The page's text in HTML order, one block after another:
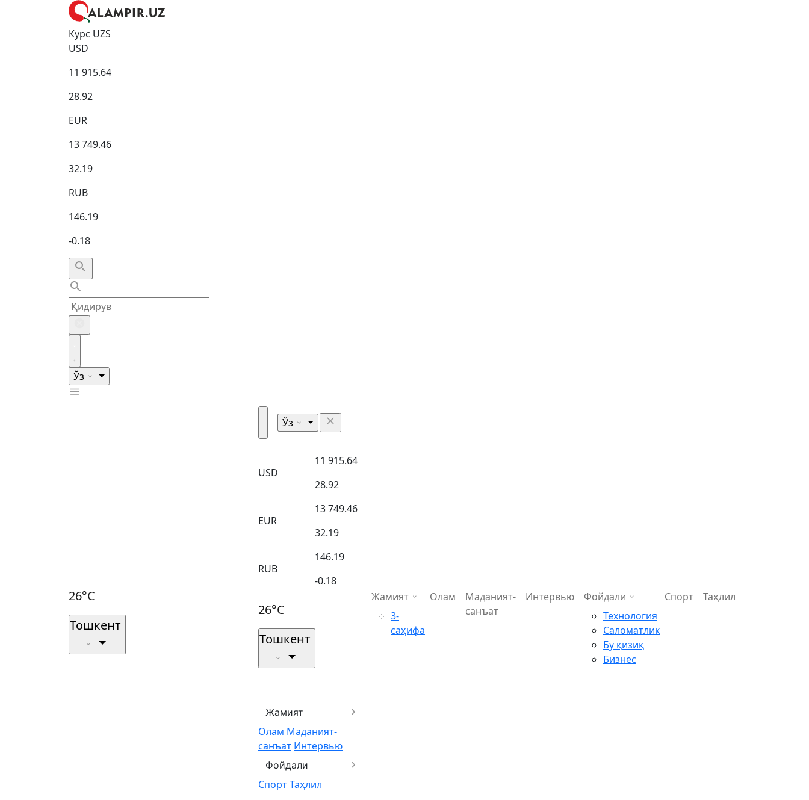
Курс UZS
USD
11 915.64
28.92
EUR
13 749.46
32.19
RUB
146.19
-0.18
Ўз
26°C
Тошкент
Ўз
USD
11 915.64
28.92
EUR
13 749.46
32.19
RUB
146.19
-0.18
26°C
Тошкент
Жамият
Олам Маданият-
санъат Интервью
Фойдали
СпортТаҳлил
Жамият
3-
саҳифа
Олам
Маданият-
санъат
Интервью
Фойдали
Технология
Саломатлик
Бу қизиқ
Бизнес
Спорт Таҳлил